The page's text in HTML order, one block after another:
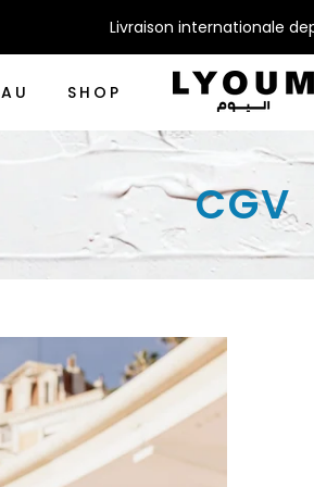
Livraison internationale
SHOP
CGV